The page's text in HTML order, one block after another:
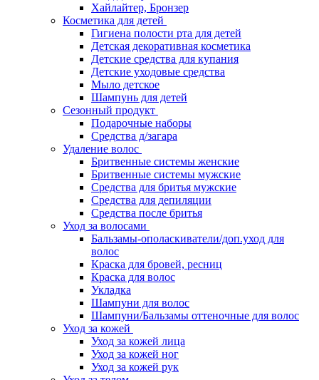
Хайлайтер, Бронзер
Косметика для детей
Гигиена полости рта для детей
Детская декоративная косметика
Детские средства для купания
Детские уходовые средства
Мыло детское
Шампунь для детей
Сезонный продукт
Подарочные наборы
Средства д/загара
Удаление волос
Бритвенные системы женские
Бритвенные системы мужские
Средства для бритья мужские
Средства для депиляции
Средства после бритья
Уход за волосами
Бальзамы-ополаскиватели/доп.уход для
волос
Краска для бровей, ресниц
Краска для волос
Укладка
Шампуни для волос
Шампуни/Бальзамы оттеночные для волос
Уход за кожей
Уход за кожей лица
Уход за кожей ног
Уход за кожей рук